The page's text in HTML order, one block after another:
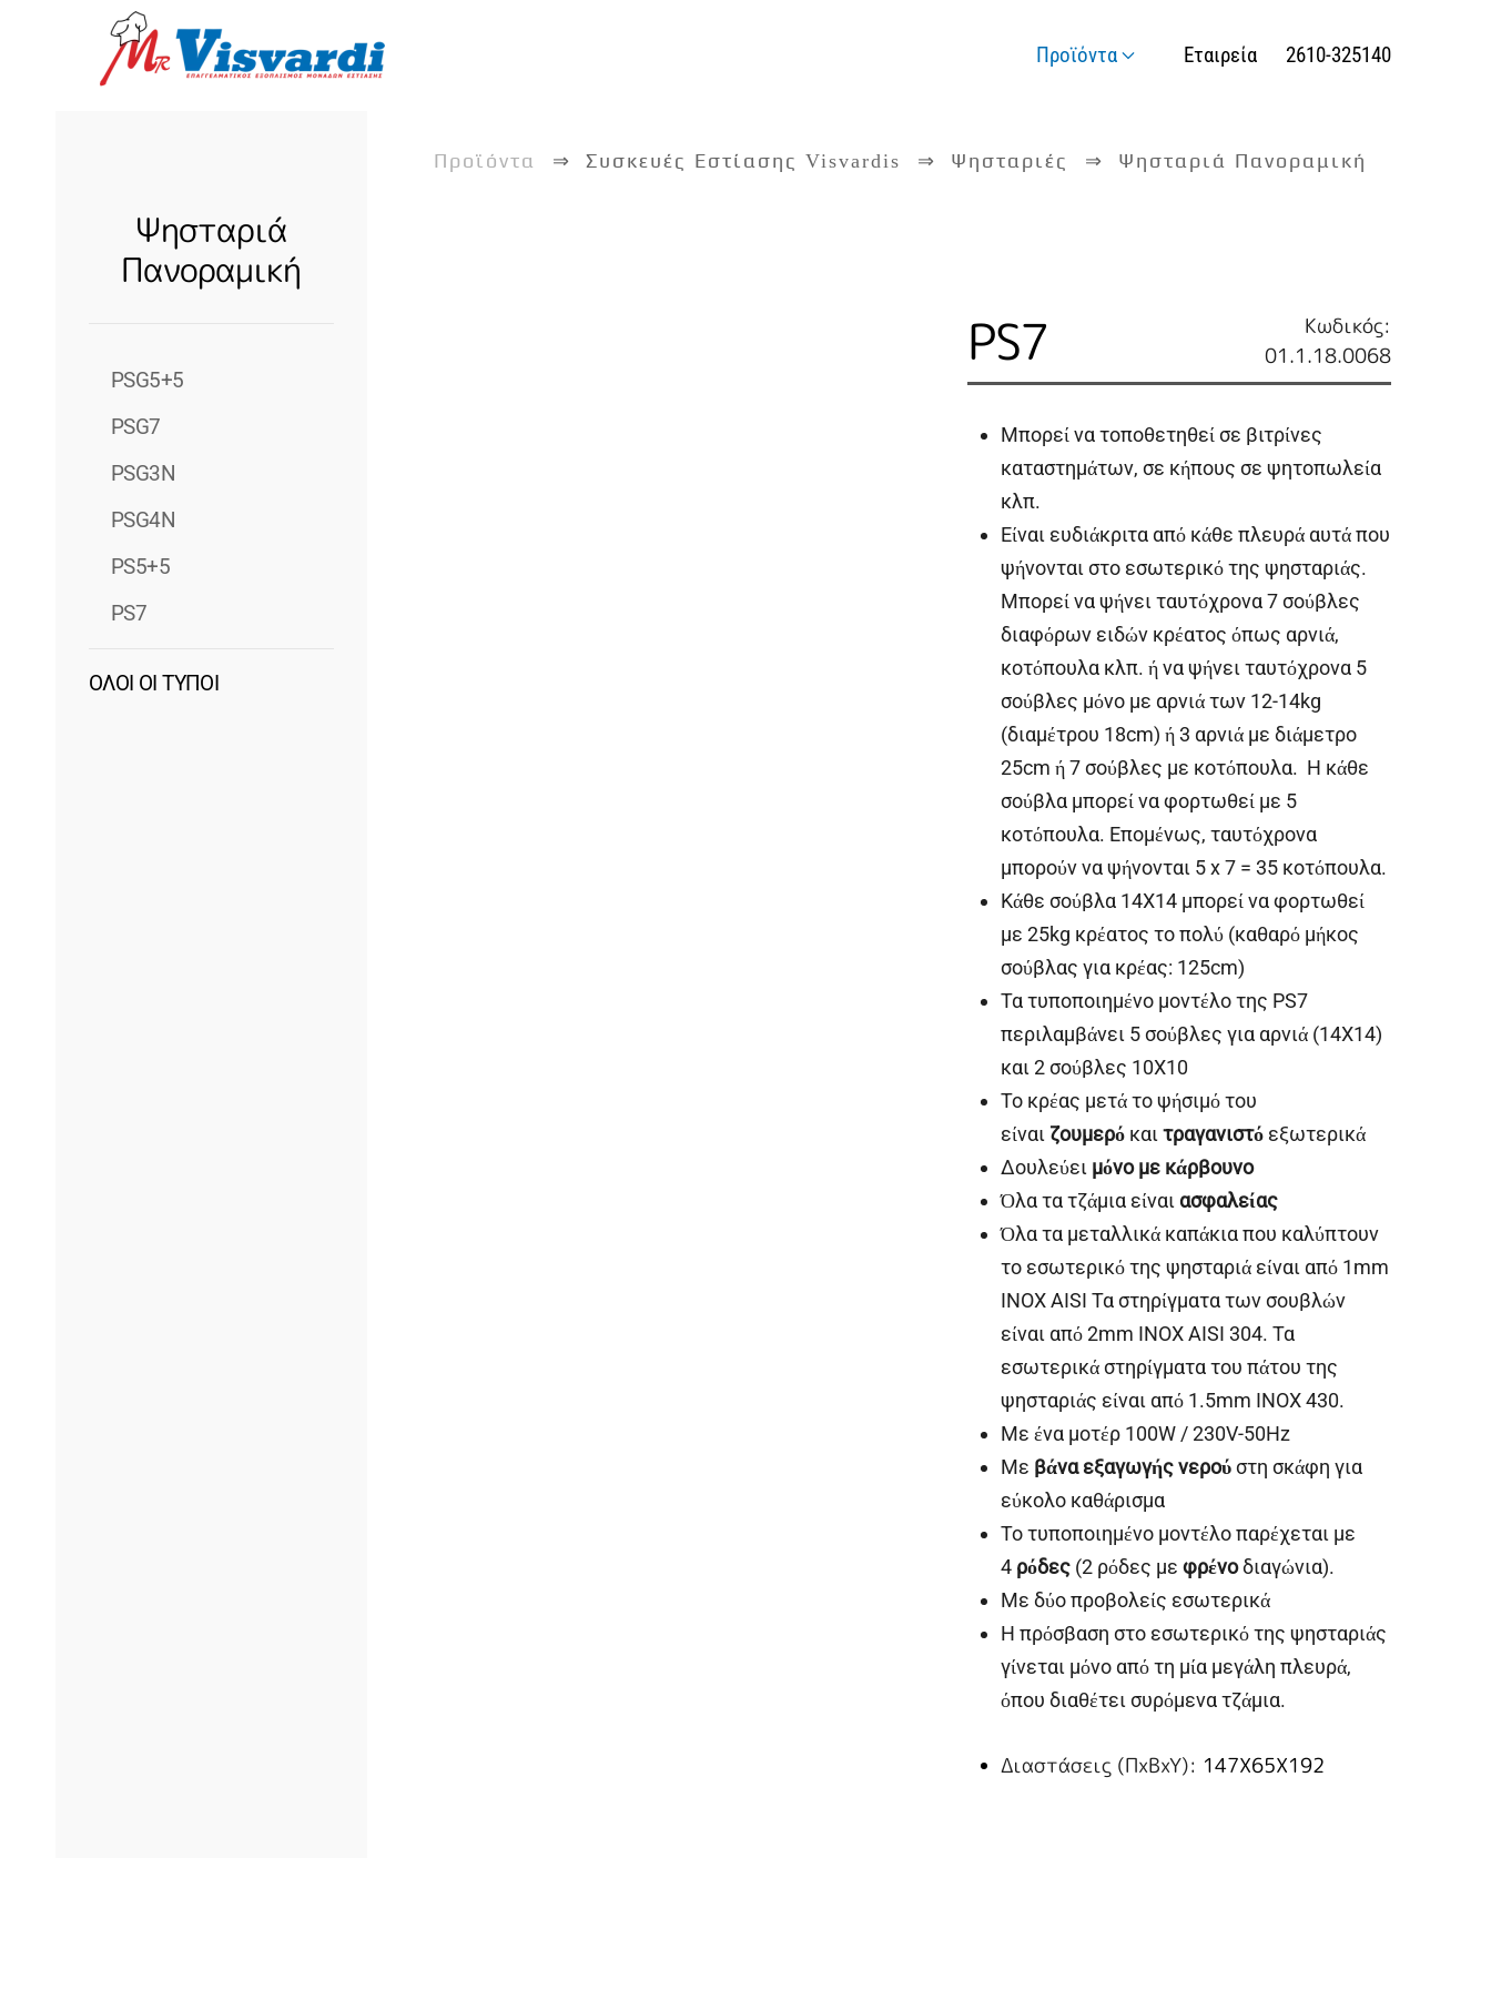
Skip to main content Προϊόντα Εταιρεία 2610-325140
Ψησταριά
Πανοραμική
PSG5+5
PSG7
PSG3N
PSG4N
PS5+5
PS7
ΟΛΟΙ ΟΙ ΤΥΠΟΙ
Προϊόντα Συσκευές Εστίασης Visvardis Ψησταριές Ψησταριά Πανοραμική
PS7
Κωδικός:
01.1.18.0068
Μπορεί να τοποθετηθεί σε βιτρίνες
καταστημάτων, σε κήπους σε ψητοπωλεία
κλπ.
Είναι ευδιάκριτα από κάθε πλευρά αυτά που
ψήνονται στο εσωτερικό της ψησταριάς.
Μπορεί να ψήνει ταυτόχρονα 7 σούβλες
διαφόρων ειδών κρέατος όπως αρνιά,
κοτόπουλα κλπ. ή να ψήνει ταυτόχρονα 5
σούβλες μόνο με αρνιά των 12-14kg
(διαμέτρου 18cm) ή 3 αρνιά με διάμετρο
25cm ή 7 σούβλες με κοτόπουλα. Η κάθε
σούβλα μπορεί να φορτωθεί με 5
κοτόπουλα. Επομένως, ταυτόχρονα
μπορούν να ψήνονται 5 x 7 = 35 κοτόπουλα.
Κάθε σούβλα 14X14 μπορεί να φορτωθεί
με 25kg κρέατος το πολύ (καθαρό μήκος
σούβλας για κρέας: 125cm)
Τα τυποποιημένο μοντέλο της PS7
περιλαμβάνει 5 σούβλες για αρνιά (14X14)
και 2 σούβλες 10X10
Το κρέας μετά το ψήσιμό του
είναι ζουμερό καιτραγανιστό εξωτερικά
Δουλεύει μόνο με κάρβουνο
Όλα τα τζάμια είναιασφαλείας
Όλα τα μεταλλικά καπάκια που καλύπτουν
το εσωτερικό της ψησταριά είναι από 1mm
ΙΝΟΧ AISI Τα στηρίγματα των σουβλών
είναι από 2mm ΙΝΟΧ AISI 304. Τα
εσωτερικά στηρίγματα του πάτου της
ψησταριάς είναι από 1.5mm ΙΝΟΧ 430.
Με ένα μοτέρ 100W / 230V-50Hz
Με βάνα εξαγωγής νερούστη σκάφη για
εύκολο καθάρισμα
Το τυποποιημένο μοντέλο παρέχεται με
4 ρόδες (2 ρόδες μεφρένοδιαγώνια).
Με δύο προβολείς εσωτερικά
Η πρόσβαση στο εσωτερικό της ψησταριάς
γίνεται μόνο από τη μία μεγάλη πλευρά,
όπου διαθέτει συρόμενα τζάμια.
Διαστάσεις (ΠxBxY): 147X65X192